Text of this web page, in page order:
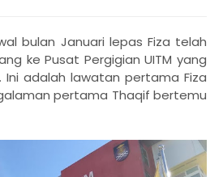
bulan Januari lepas Fiza telah
ke Pusat Pergigian UITM yang
Ini adalah lawatan pertama Fiza
pertama Thaqif bertemu